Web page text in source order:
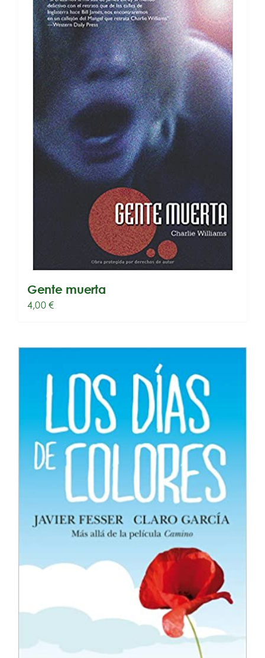
Gente muerta
4,00€